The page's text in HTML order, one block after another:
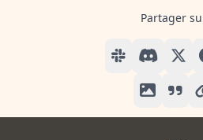
Partager